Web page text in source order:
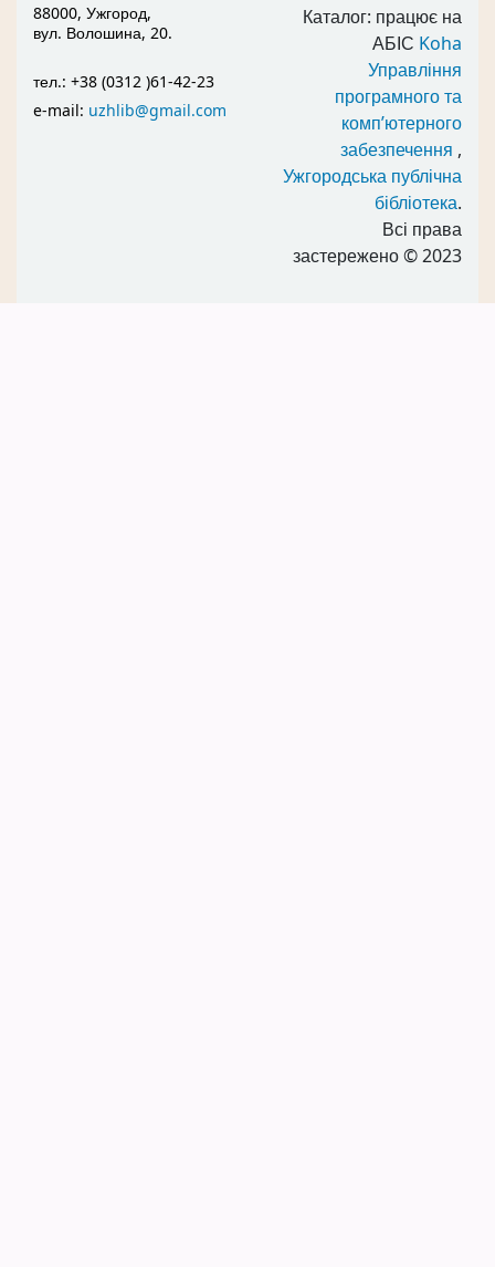
88000, Ужгород,
вул. Волошина, 20.
тел.: +38 (0312 )61-42-23
e-mail: uzhlib@gmail.com
Каталог: працює на
АБІС Koha
Управління
програмного та
комп’ютерного
забезпечення ,
Ужгородська публічна
бібліотека.
Всі права
застережено© 2023